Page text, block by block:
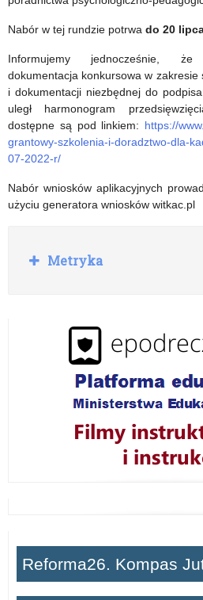
Nabór w tej rundzie potrwa do 20
Informujemy jednocześnie, że
dokumentacja konkursowa w zakresie
i dokumentacji niezbędnej do
uległ harmonogram
dostępne są pod linkiem: https://
grantowy-szkolenia-i-doradztwo-dla-
07-2022-r/
Nabór wniosków aplikacyjnych
użyciu generatora wniosków witkac.pl
R
o
Metryka
Reforma26. Kompas